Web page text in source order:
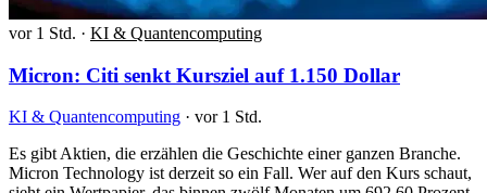
vor 1 Std. · KI & Quantencomputing
Micron: Citi senkt Kursziel auf 1.150 Dollar
KI & Quantencomputing · vor 1 Std.
Es gibt Aktien, die erzählen die Geschichte einer ganzen Branche.
Micron Technology ist derzeit so ein Fall. Wer auf den Kurs schaut,